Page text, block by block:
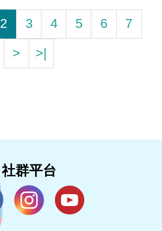
2 3 4 5 6
7
>
>|
社群平台